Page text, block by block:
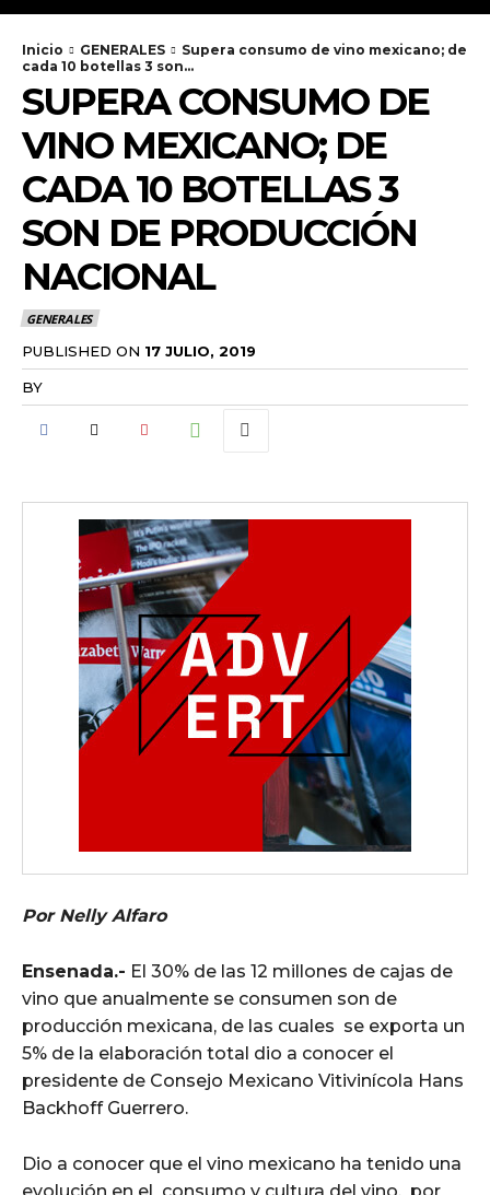
Inicio GENERALES
Supera consumo de vino mexicano; de
cada 10 botellas 3 son...
SUPERA CONSUMO DE
VINO MEXICANO; DE
CADA 10 BOTELLAS 3
SON DE PRODUCCIÓN
NACIONAL
GENERALES
PUBLISHED ON 17 JULIO, 2019
BY
Por Nelly Alfaro
Ensenada.- El 30% de las 12 millones de cajas de
vino que anualmente se consumen son de
producción mexicana, de las cuales se exporta un
5% de la elaboración total dio a conocer el
presidente de Consejo Mexicano Vitivinícola Hans
Backhoff Guerrero.
Dio a conocer que el vino mexicano ha tenido una